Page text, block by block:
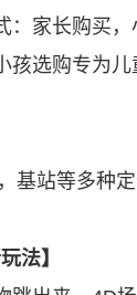
：家长购买
孩选购专为
基站等多种
法】